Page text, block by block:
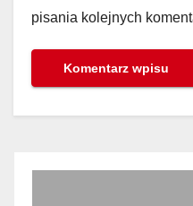
pisania kolejnych